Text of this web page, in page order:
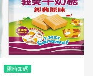
限時加碼